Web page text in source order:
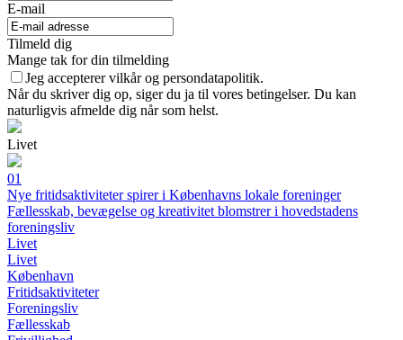
E-mail
Tilmeld dig
Mange tak for din tilmelding
Jeg accepterer vilkår og persondatapolitik.
Når du skriver dig op, siger du ja til vores betingelser. Du kan
naturligvis afmelde dig når som helst.
Livet
01
Nye fritidsaktiviteter spirer i Københavns lokale foreninger
Fællesskab, bevægelse og kreativitet blomstrer i hovedstadens
foreningsliv
Livet
Livet
København
Fritidsaktiviteter
Foreningsliv
Fællesskab